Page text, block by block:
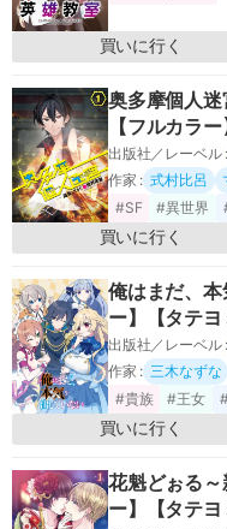
買いに行く
奥多摩個人
【フルカラ
出版社／レーベル :
作家 : 式村比呂
#SF
#異世界
買いに行く
俺はまだ、
ー】【タテヨ
出版社／レーベル :
作家 : 三木なずな
#貴族
#王女
買いに行く
花魁どぉる
ー】【タテヨ